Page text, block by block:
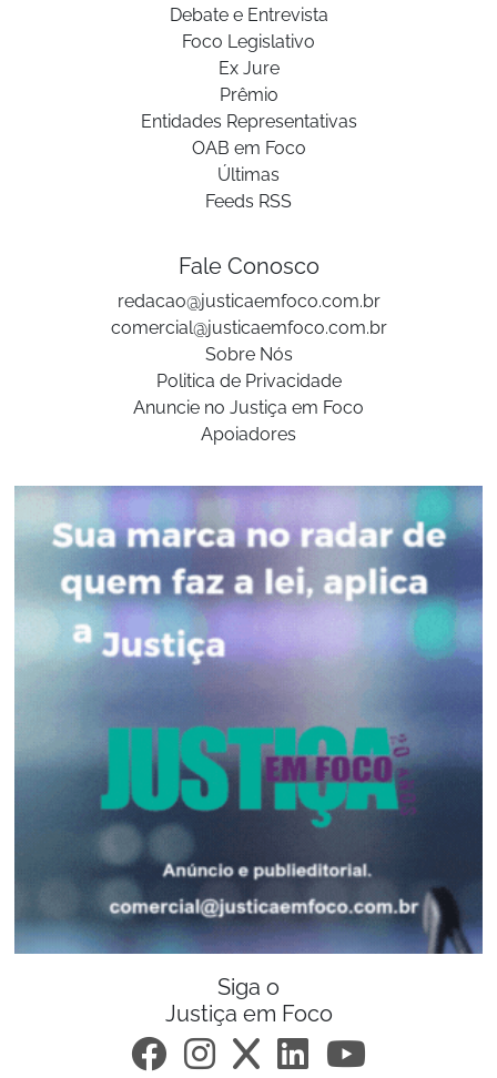
Debate e Entrevista
Foco Legislativo
Ex Jure
Prêmio
Entidades Representativas
OAB em Foco
Últimas
Feeds RSS
Fale Conosco
redacao@justicaemfoco.com.br
comercial@justicaemfoco.com.br
Sobre Nós
Politica de Privacidade
Anuncie no Justiça em Foco
Apoiadores
Siga o
Justiça em Foco